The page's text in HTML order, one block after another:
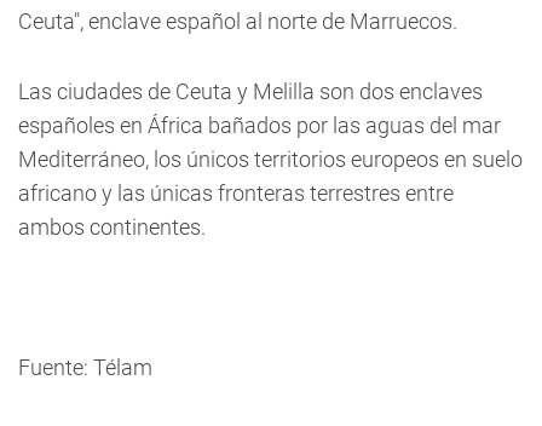
Ceuta", enclave español al norte de Marruecos.
Las ciudades de Ceuta y Melilla son dos enclaves
españoles en África bañados por las aguas del mar
Mediterráneo, los únicos territorios europeos en suelo
africano y las únicas fronteras terrestres entre
ambos continentes.
Fuente: Télam